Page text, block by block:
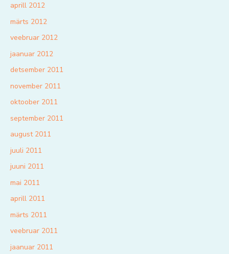
aprill 2012
märts 2012
veebruar 2012
jaanuar 2012
detsember 2011
november 2011
oktoober 2011
september 2011
august 2011
juuli 2011
juuni 2011
mai 2011
aprill 2011
märts 2011
veebruar 2011
jaanuar 2011